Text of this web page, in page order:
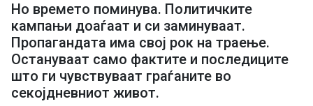
Но времето поминува. Политичките
кампањи доаѓаат и си заминуваат.
Пропагандата има свој рок на траење.
Остануваат само фактите и последиците
што ги чувствуваат граѓаните во
секојдневниот живот.